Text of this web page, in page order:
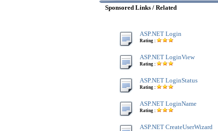
Sponsored Links / Related
ASP.NET Login
Rating :
ASP.NET LoginView
Rating :
ASP.NET LoginStatus
Rating :
ASP.NET LoginName
Rating :
ASP.NET CreateUserWizard